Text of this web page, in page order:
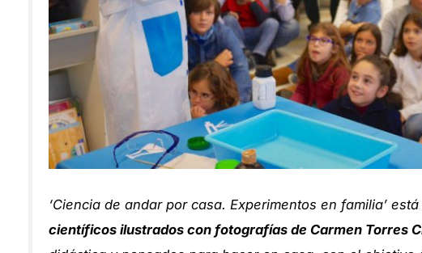
‘Ciencia de andar por casa. Experimentos en familia’
científicos ilustrados con fotografías de Carmen Torres